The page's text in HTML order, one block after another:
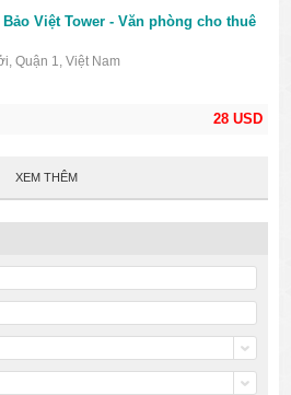
28 USD
Bảo Việt Tower - Văn phòng cho thuê
Quận 1, Việt Nam
XEM THÊM